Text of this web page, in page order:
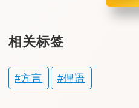
相关标签
方言 俚语